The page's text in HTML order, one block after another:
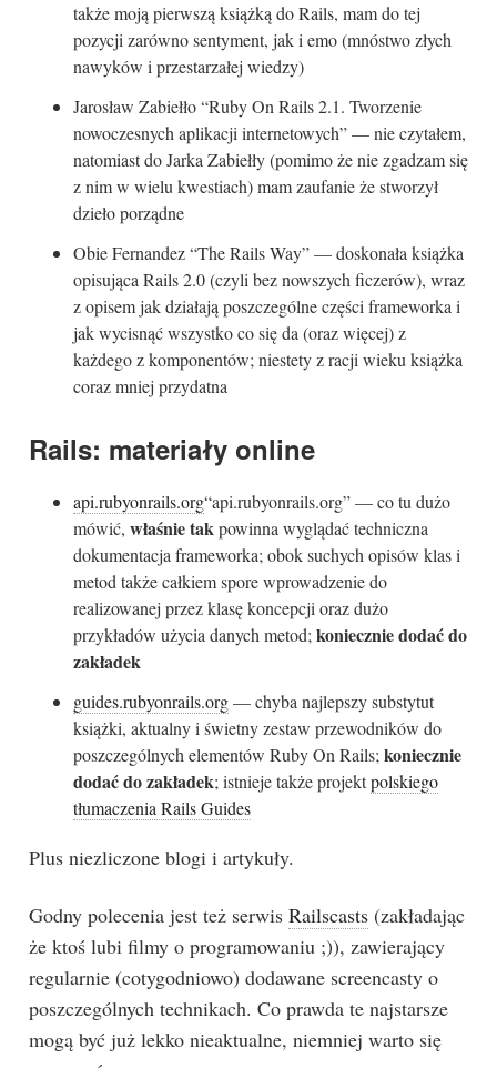
także moją pierwszą książką do Rails, mam do tej
pozycji zarówno sentyment, jak i emo (mnóstwo złych
nawyków i przestarzałej wiedzy)
Jarosław Zabiełło “Ruby On Rails 2.1. Tworzenie
nowoczesnych aplikacji internetowych” — nie czytałem,
natomiast do Jarka Zabiełły (pomimo że nie zgadzam się
z nim w wielu kwestiach) mam zaufanie że stworzył
dzieło porządne
Obie Fernandez “The Rails Way” — doskonała książka
opisująca Rails 2.0 (czyli bez nowszych ficzerów), wraz
z opisem jak działają poszczególne części frameworka i
jak wycisnąć wszystko co się da (oraz więcej) z
każdego z komponentów; niestety z racji wieku książka
coraz mniej przydatna
Rails: materiały online
api.rubyonrails.org“api.rubyonrails.org” — co tu dużo
mówić, właśnie takpowinna wyglądać techniczna
dokumentacja frameworka; obok suchych opisów klas i
metod także całkiem spore wprowadzenie do
realizowanej przez klasę koncepcji oraz dużo
przykładów użycia danych metod; koniecznie dodać do
zakładek
guides.rubyonrails.org— chyba najlepszy substytut
książki, aktualny i świetny zestaw przewodników do
poszczególnych elementów Ruby On Rails; koniecznie
dodać do zakładek; istnieje także projektpolskiego
tłumaczenia Rails Guides
Plus niezliczone blogi i artykuły.
Godny polecenia jest też serwis Railscasts(zakładając
że ktoś lubi filmy o programowaniu ;)), zawierający
regularnie (cotygodniowo) dodawane screencasty o
poszczególnych technikach. Co prawda te najstarsze
mogą być już lekko nieaktualne, niemniej warto się